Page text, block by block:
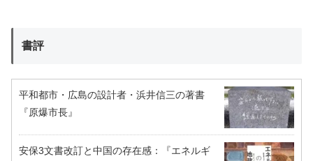
書評
平和都市・広島の設計者・浜井信三の著書
『原爆市長』
安保3文書改訂と中国の存在感：『エネルギ